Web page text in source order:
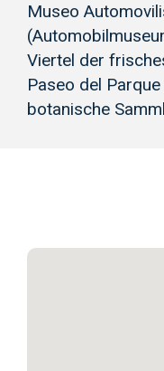
Museo
Viertel der
Paseo del
botanische